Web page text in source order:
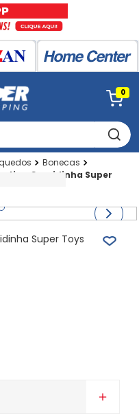
0
Bonecas
Comidinha Super
Super Toys
＋